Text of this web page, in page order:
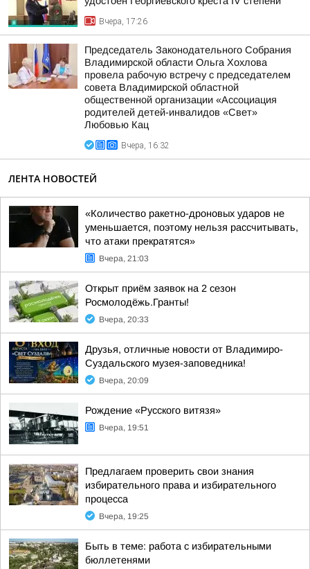
Вчера, 17:26
Председатель Законодательного Собрания
Владимирской области Ольга Хохлова
провела рабочую встречу с председателем
совета Владимирской областной
общественной организации «Ассоциация
родителей детей-инвалидов «Свет»
Любовью Кац
Вчера, 16:32
ЛЕНТА НОВОСТЕЙ
«Количество ракетно-дроновых ударов не
уменьшается, поэтому нельзя рассчитывать,
что атаки прекратятся»
Вчера, 21:03
Открыт приём заявок на 2 сезон
Росмолодёжь.Гранты!
Вчера, 20:33
Друзья, отличные новости от Владимиро-
Суздальского музея-заповедника!
Вчера, 20:09
Рождение «Русского витязя»
Вчера, 19:51
Предлагаем проверить свои знания
избирательного права и избирательного
процесса
Вчера, 19:25
Быть в теме: работа с избирательными
бюллетенями